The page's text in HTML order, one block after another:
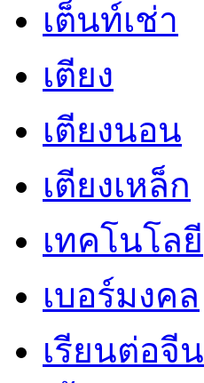
เต็นท์เช่า
เตียง
เตียงนอน
เตียงเหล็ก
เทคโนโลยี
เบอร์มงคล
เรียนต่อจีน